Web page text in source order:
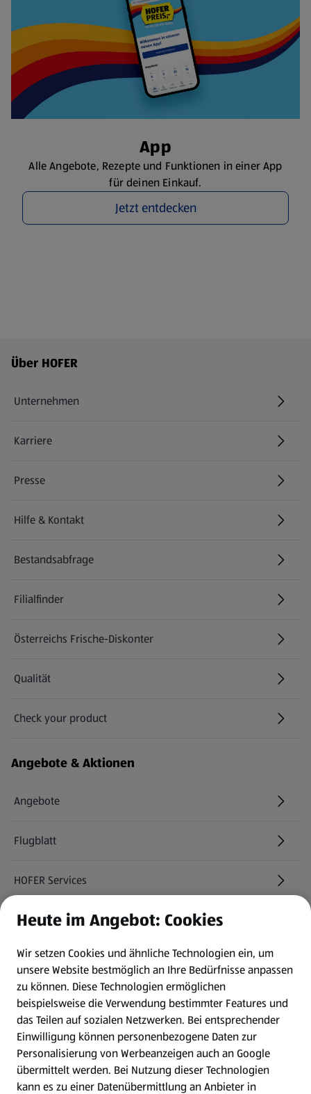
App
Alle Angebote, Rezepte und Funktionen in einer App
für deinen Einkauf.
Jetzt entdecken
Fußzeilenmenü - weitere Links
Über HOFER
Unternehmen
Karriere
(öffnet in einem neuen Tab)
Presse
Hilfe & Kontakt
(öffnet in einem neuen Tab)
Bestandsabfrage
(öffnet in einem neuen Tab)
Filialfinder
Österreichs Frische-Diskonter
Qualität
Check your product
(öffnet in einem neuen Tab)
Angebote & Aktionen
Angebote
Flugblatt
HOFER Services
Newsletter
WhatsApp
Gewinnspiele
Mein HOFER. Meine Einkäufe.
Meine Meinung. Mein HOFER.
Heute im Angebot: Cookies
Wir setzen Cookies und ähnliche Technologien ein, um
unsere Website bestmöglich an Ihre Bedürfnisse anpassen
zu können. Diese Technologien ermöglichen
beispielsweise die Verwendung bestimmter Features und
das Teilen auf sozialen Netzwerken. Bei entsprechender
Einwilligung können personenbezogene Daten zur
Personalisierung von Werbeanzeigen auch an Google
übermittelt werden. Bei Nutzung dieser Technologien
kann es zu einer Datenübermittlung an Anbieter in